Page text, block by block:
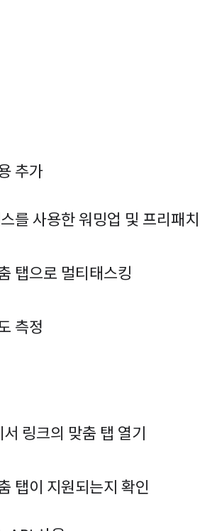
추가
를 사용한 워밍업 및 프리패치
탭으로 멀티태스킹
측정
링크의 맞춤 탭 열기
탭이 지원되는지 확인